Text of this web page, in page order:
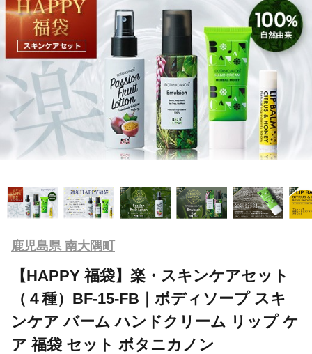
鹿児島県 南大隅町
【HAPPY 福袋】楽・スキンケアセット
（４種）BF-15-FB｜ボディソープ スキ
ンケア バーム ハンドクリーム リップ ケ
ア 福袋 セット ボタニカノン